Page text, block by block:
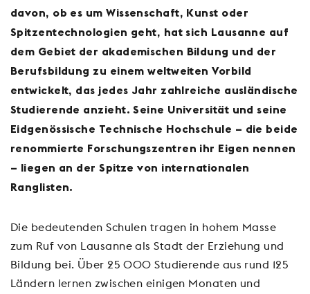
davon, ob es um Wissenschaft, Kunst oder
Spitzentechnologien geht, hat sich Lausanne auf
dem Gebiet der akademischen Bildung und der
Berufsbildung zu einem weltweiten Vorbild
entwickelt, das jedes Jahr zahlreiche ausländische
Studierende anzieht. Seine Universität und seine
Eidgenössische Technische Hochschule – die beide
renommierte Forschungszentren ihr Eigen nennen
– liegen an der Spitze von internationalen
Ranglisten.
Die bedeutenden Schulen tragen in hohem Masse
zum Ruf von Lausanne als Stadt der Erziehung und
Bildung bei. Über 25 000 Studierende aus rund 125
Ländern lernen zwischen einigen Monaten und